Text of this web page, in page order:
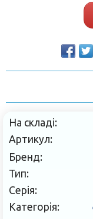
На складі:
Артикул:
Бренд:
Тип:
Серія:
Категорія: